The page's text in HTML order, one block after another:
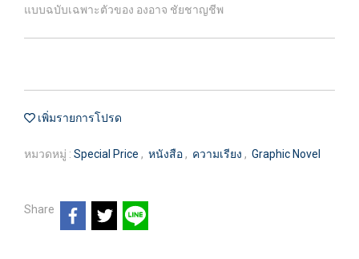
แบบฉบับเฉพาะตัวของ องอาจ ชัยชาญชีพ
เพิ่มรายการโปรด
หมวดหมู่ : Special Price , หนังสือ , ความเรียง , Graphic Novel
Share